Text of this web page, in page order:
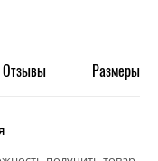
Отзывы Размеры